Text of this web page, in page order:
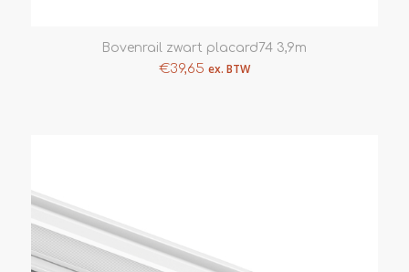
Bovenrail zwart placard74 3,9m
€39,65 ex. BTW